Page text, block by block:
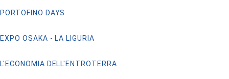
PORTOFINO DAYS
EXPO OSAKA - LA LIGURIA
L'ECONOMIA DELL'ENTROTERRA